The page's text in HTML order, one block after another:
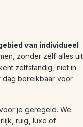
van individueel
zonder zelf alles uit
zelfstandig, niet in
dag bereikbaar voor
je geregeld. We
ruig, luxe of